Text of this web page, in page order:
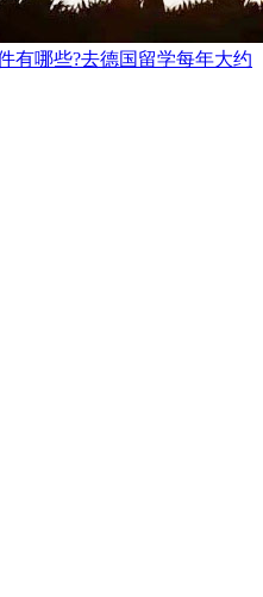
有哪些?去德国留学每年大约